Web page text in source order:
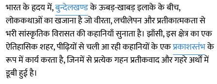
भारत के हृदय में,बुन्देलखण्डके ऊबड़-खाबड़ इलाके के बीच,
लोककथाओं का खजाना है जो वीरता, लचीलेपन और प्रतीकात्मकता से
भरी सांस्कृतिक विरासत की कहानियाँ सुनाता है। झाँसी, इस क्षेत्र का एक
ऐतिहासिक शहर, पीढ़ियों से चली आ रही कहानियों के एकप्रकाशस्तंभके
रूप में कार्य करता है, जिनमें से प्रत्येक गहन प्रतीकवाद और गहरे अर्थों में
डूबी हुई है।